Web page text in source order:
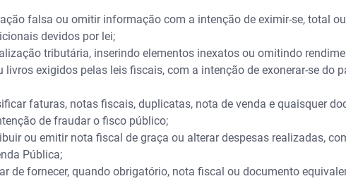
falsa ou omitir informação com a intenção de eximir-se, total
devidos por lei;
tributária, inserindo elementos inexatos ou omitindo
livros exigidos pelas leis fiscais, com a intenção de exonerar-se do
faturas, notas fiscais, duplicatas, nota de venda e quaisquer
de fraudar o fisco público;
ou emitir nota fiscal de graça ou alterar despesas realizadas,
Pública;
de fornecer, quando obrigatório, nota fiscal ou documento